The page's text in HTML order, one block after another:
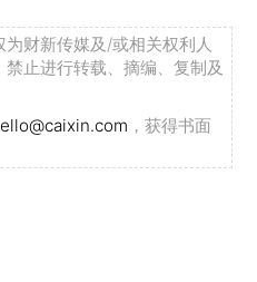
财新传媒及/或相关权利人
止进行转载、摘编、复制及
，获得书面